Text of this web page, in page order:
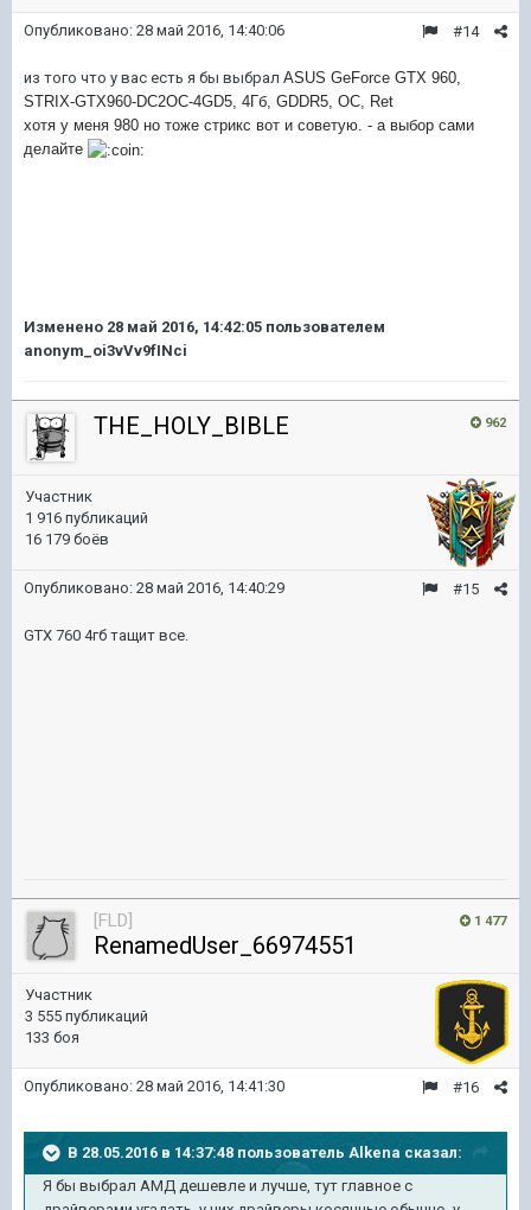
#14
Опубликовано: 28 май 2016, 14:40:06
из того что у вас есть я бы выбрал ASUS GeForce GTX 960,
STRIX-GTX960-DC2OC-4GD5, 4Гб, GDDR5, OC, Ret
хотя у меня 980 но тоже стрикс вот и советую. - а выбор сами
делайте
Изменено 28 май 2016, 14:42:05 пользователем
anonym_oi3vVv9fINci
962
THE_HOLY_BIBLE
Участник
1 916 публикаций
16 179 боёв
#15
Опубликовано: 28 май 2016, 14:40:29
GTX 760 4гб тащит все.
1 477
[FLD]
RenamedUser_66974551
Участник
3 555 публикаций
133 боя
#16
Опубликовано: 28 май 2016, 14:41:30
В 28.05.2016 в 14:37:48 пользователь Alkena сказал:
Я бы выбрал АМД дешевле и лучше, тут главное с